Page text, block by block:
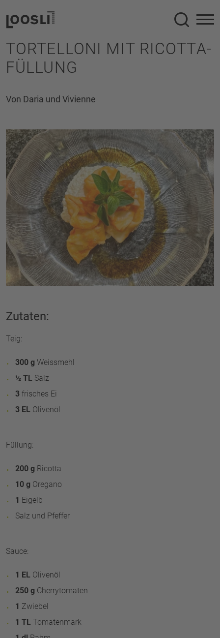
Suche
TORTELLONI MIT RICOTTA-
FÜLLUNG
Von Daria und Vivienne
Zutaten:
Teig:
300 g Weissmehl
½ TL Salz
3 frisches Ei
3 EL Olivenöl
Füllung:
200 g Ricotta
10 g Oregano
1 Eigelb
Salz und Pfeffer
Sauce:
1 EL Olivenöl
250 g Cherrytomaten
1 Zwiebel
1 TL Tomatenmark